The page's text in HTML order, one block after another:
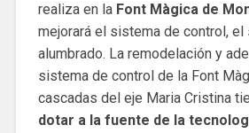
realiza en la Font Màgica de
mejorará el sistema de control, el
alumbrado. La remodelación y
sistema de control de la Font
cascadas del eje Maria Cristina
dotar a la fuente de la